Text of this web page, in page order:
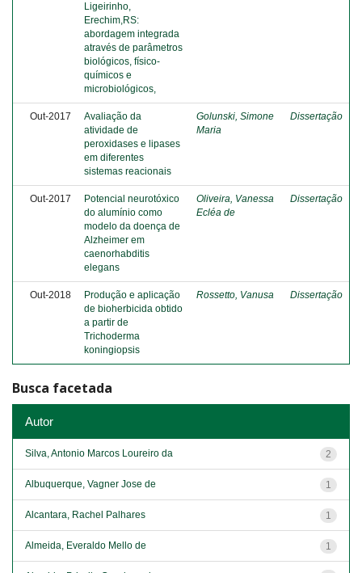
Ligeirinho,
Erechim,RS:
abordagem integrada
através de parâmetros
biológicos, físico-
químicos e
microbiológicos,
Out-2017
Avaliação da
atividade de
peroxidases e lipases
em diferentes
sistemas reacionais
Golunski, Simone
Maria
Dissertação
Out-2017
Potencial neurotóxico
do alumínio como
modelo da doença de
Alzheimer em
caenorhabditis
elegans
Oliveira, Vanessa
Ecléa de
Dissertação
Out-2018
Produção e aplicação
de bioherbicida obtido
a partir de
Trichoderma
koningiopsis
Rossetto, Vanusa Dissertação
Busca facetada
Autor
2
Silva, Antonio Marcos Loureiro da
1
Albuquerque, Vagner Jose de
1
Alcantara, Rachel Palhares
1
Almeida, Everaldo Mello de